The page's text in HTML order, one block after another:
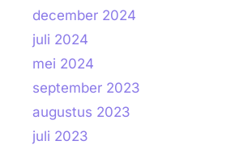
december 2024
juli 2024
mei 2024
september 2023
augustus 2023
juli 2023